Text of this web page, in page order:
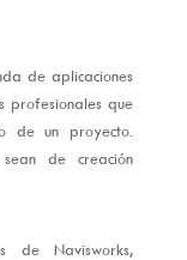
de aplicaciones
profesionales que
de un proyecto.
de creación
de Navisworks,